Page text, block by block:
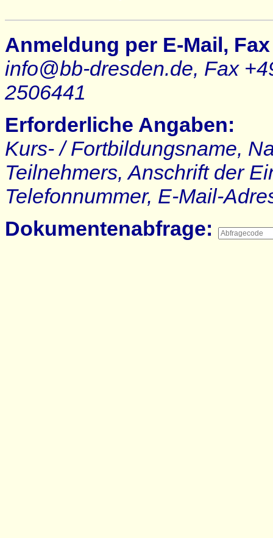
Anmeldung per E-Mail,
info@bb-dresden.de, Fax
2506441
Erforderliche Angaben:
Kurs- / Fortbildungsname,
Teilnehmers, Anschrift der
Telefonnummer, E-Mail-
Dokumentenabfrage: